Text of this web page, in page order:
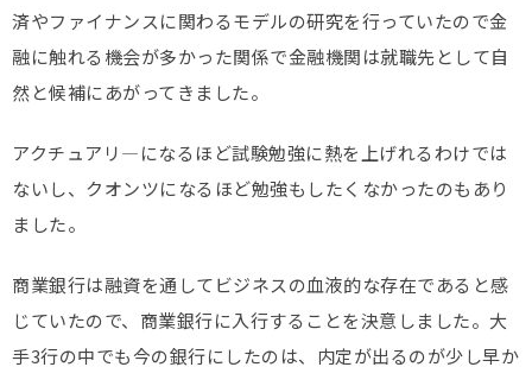
済やファイナンスに関わるモデルの研究を行っていたので金
融に触れる機会が多かった関係で金融機関は就職先として自
然と候補にあがってきました。
アクチュアリ―になるほど試験勉強に熱を上げれるわけでは
ないし、クオンツになるほど勉強もしたくなかったのもあり
ました。
商業銀行は融資を通してビジネスの血液的な存在であると感
じていたので、商業銀行に入行することを決意しました。大
手3行の中でも今の銀行にしたのは、内定が出るのが少し早か